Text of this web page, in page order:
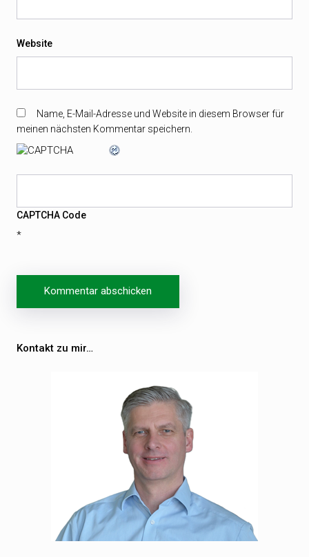
Website
Name, E-Mail-Adresse und Website in diesem Browser für
meinen nächsten Kommentar speichern.
CAPTCHA Code
*
Beitragsnavigation
Kontakt zu mir…